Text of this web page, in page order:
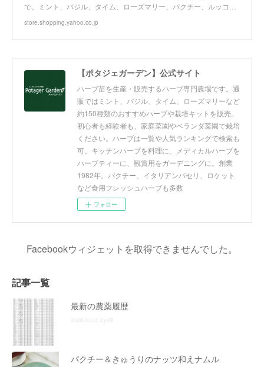
で。ミント、バジル、タイム、ローズマリー、パクチー、ルッコ…
store.shopping.yahoo.co.jp
【ポタジェガーデン】公式サイト
ハーブ苗を生産・販売するハーブ専門農場です。通
販ではミント、バジル、タイム、ローズマリーなど
約150種類のおすすめハーブや栽培キットを販売。
初心者も経験者も、家庭菜園やベランダ菜園で栽培
ください。ハーブは一覧や人気ランキングで検索も
可。キッチンハーブを料理に、メディカルハーブを
ハーブティーに、観賞用をガーデニングに。創業
1982年。パクチー、イタリアンパセリ、ロケット
など食用フレッシュハーブも多数
フォロー
Facebookウィジェットを取得できませんでした。
記事一覧
最新の農薬履歴
2026.07.01 23:28
パクチー＆きゅうりのナッツ和えナムル